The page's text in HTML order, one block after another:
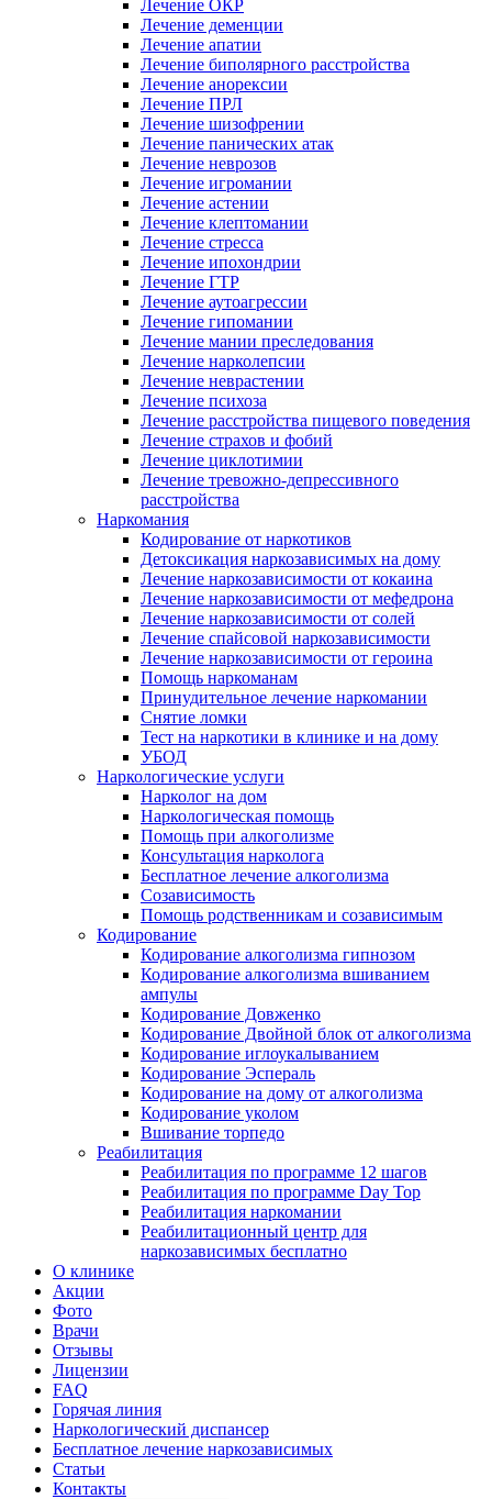
Лечение ОКР
Лечение деменции
Лечение апатии
Лечение биполярного расстройства
Лечение анорексии
Лечение ПРЛ
Лечение шизофрении
Лечение панических атак
Лечение неврозов
Лечение игромании
Лечение астении
Лечение клептомании
Лечение стресса
Лечение ипохондрии
Лечение ГТР
Лечение аутоагрессии
Лечение гипомании
Лечение мании преследования
Лечение нарколепсии
Лечение неврастении
Лечение психоза
Лечение расстройства пищевого поведения
Лечение страхов и фобий
Лечение циклотимии
Лечение тревожно-депрессивного
расстройства
Наркомания
Кодирование от наркотиков
Детоксикация наркозависимых на дому
Лечение наркозависимости от кокаина
Лечение наркозависимости от мефедрона
Лечение наркозависимости от солей
Лечение спайсовой наркозависимости
Лечение наркозависимости от героина
Помощь наркоманам
Принудительное лечение наркомании
Снятие ломки
Тест на наркотики в клинике и на дому
УБОД
Наркологические услуги
Нарколог на дом
Наркологическая помощь
Помощь при алкоголизме
Консультация нарколога
Бесплатное лечение алкоголизма
Созависимость
Помощь родственникам и созависимым
Кодирование
Кодирование алкоголизма гипнозом
Кодирование алкоголизма вшиванием
ампулы
Кодирование Довженко
Кодирование Двойной блок от алкоголизма
Кодирование иглоукалыванием
Кодирование Эспераль
Кодирование на дому от алкоголизма
Кодирование уколом
Вшивание торпедо
Реабилитация
Реабилитация по программе 12 шагов
Реабилитация по программе Day Top
Реабилитация наркомании
Реабилитационный центр для
наркозависимых бесплатно
О клинике
Акции
Фото
Врачи
Отзывы
Лицензии
FAQ
Горячая линия
Наркологический диспансер
Бесплатное лечение наркозависимых
Статьи
Контакты